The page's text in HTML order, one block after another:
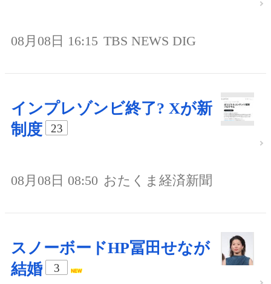
08月08日 16:15 TBS NEWS DIG
インプレゾンビ終了? Xが新
制度
23
08月08日 08:50 おたくま経済新聞
スノーボードHP冨田せなが
結婚
3